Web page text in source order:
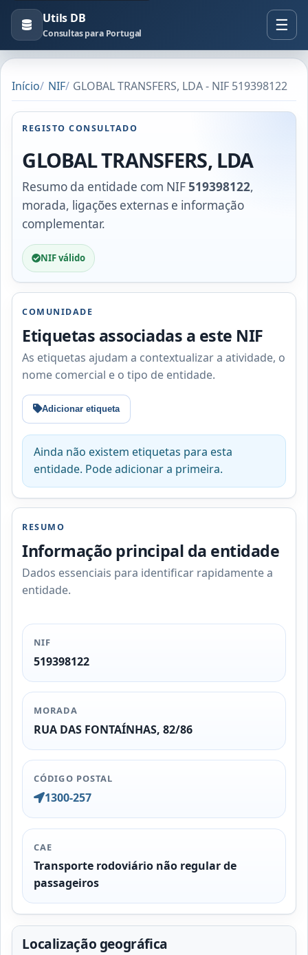
Utils DB
Consultas para Portugal
Início NIF GLOBAL TRANSFERS, LDA - NIF 519398122
REGISTO CONSULTADO
GLOBAL TRANSFERS, LDA
Resumo da entidade com NIF519398122,
morada, ligações externas e informação
complementar.
NIF válido
COMUNIDADE
Etiquetas associadas a este NIF
As etiquetas ajudam a contextualizar a atividade, o
nome comercial e o tipo de entidade.
Adicionar etiqueta
Ainda não existem etiquetas para esta
entidade. Pode adicionar a primeira.
RESUMO
Informação principal da entidade
Dados essenciais para identificar rapidamente a
entidade.
NIF
519398122
MORADA
RUA DAS FONTAÍNHAS, 82/86
CÓDIGO POSTAL
1300-257
CAE
Transporte rodoviário não regular de
passageiros
Localização geográfica